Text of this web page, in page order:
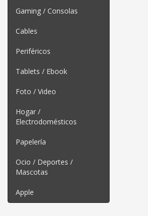
Gaming / Consolas
Cables
Periféricos
Tablets / Ebook
Foto / Video
Hogar /
Electrodomésticos
Papelería
Ocio / Deportes /
Mascotas
Apple